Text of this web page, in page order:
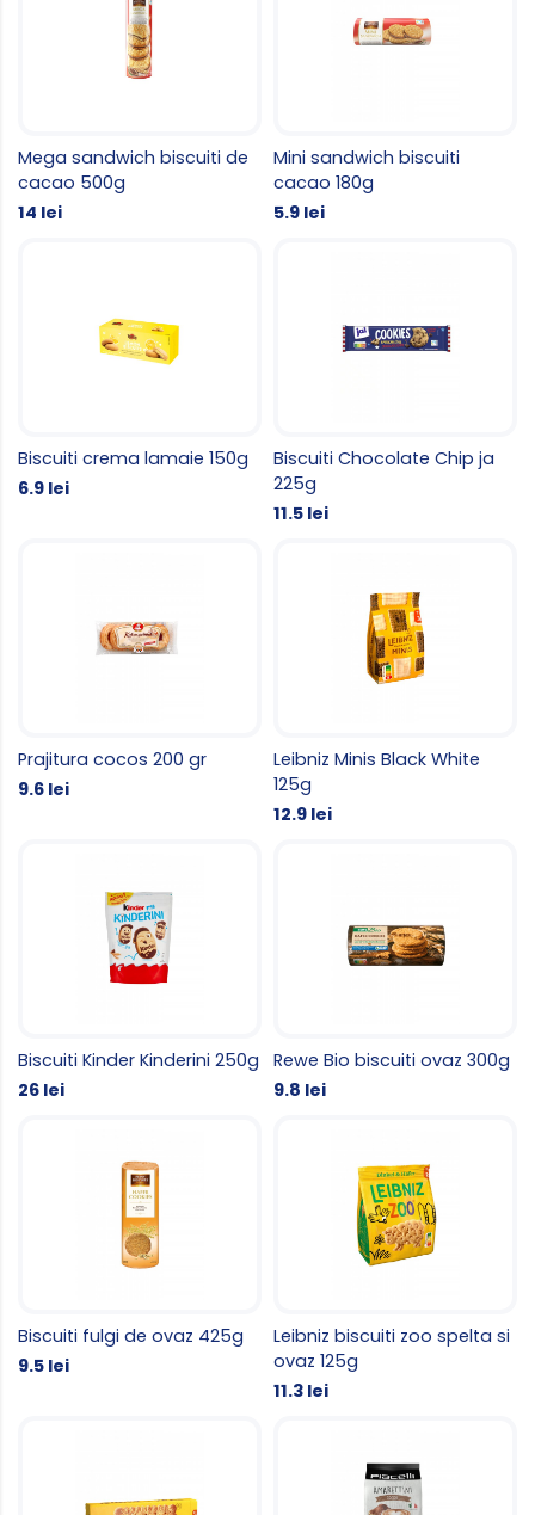
Mega sandwich biscuiti de
cacao 500g
14 lei
Mini sandwich biscuiti
cacao 180g
5.9 lei
Biscuiti crema lamaie 150g
6.9 lei
Biscuiti Chocolate Chip ja
225g
11.5 lei
Prajitura cocos 200 gr
9.6 lei
Leibniz Minis Black White
125g
12.9 lei
Biscuiti Kinder Kinderini 250g
26 lei
Rewe Bio biscuiti ovaz 300g
9.8 lei
Biscuiti fulgi de ovaz 425g
9.5 lei
Leibniz biscuiti zoo spelta si
ovaz 125g
11.3 lei